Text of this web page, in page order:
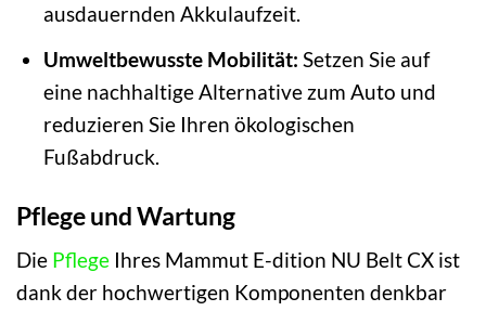
ausdauernden Akkulaufzeit.
Umweltbewusste Mobilität: Setzen Sie auf
eine nachhaltige Alternative zum Auto und
reduzieren Sie Ihren ökologischen
Fußabdruck.
Pflege und Wartung
Die Pflege Ihres Mammut E-dition NU Belt CX ist
dank der hochwertigen Komponenten denkbar